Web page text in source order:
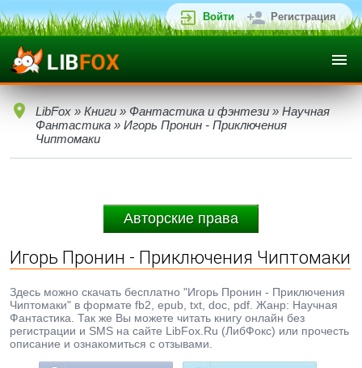
Войти Регистрация
LibFox » Книги » Фантастика и фэнтези » Научная
Фантастика » Игорь Пронин - Приключения
Чиптомаки
Авторские права
Игорь Пронин - Приключения Чиптомаки
Здесь можно скачать бесплатно "Игорь Пронин - Приключения
Чиптомаки" в формате fb2, epub, txt, doc, pdf. Жанр: Научная
Фантастика. Так же Вы можете читать книгу онлайн без
регистрации и SMS на сайте LibFox.Ru (ЛибФокс) или прочесть
описание и ознакомиться с отзывами.